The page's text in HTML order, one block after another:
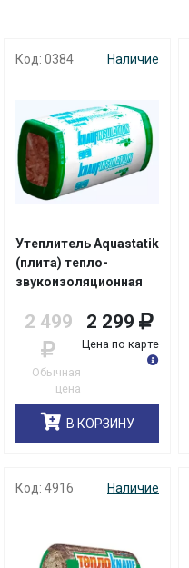
Код: 0384 Наличие
Утеплитель Aquastatik
(плита) тепло-
звукоизоляционная
50*610*1300мм Knauf/
в уп10шт/36шт
2 499
Обычная
цена
2 299
Цена по карте
В КОРЗИНУ
Код: 4916 Наличие